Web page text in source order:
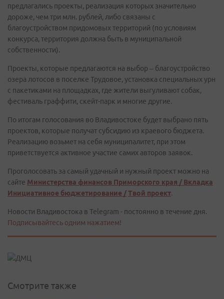
предлагались проекты, реализация которых значительно
дороже, чем три млн. рублей, либо связаны с
благоустройством придомовых территорий (по условиям
конкурса, территория должна быть в муниципальной
собственности).
Проекты, которые предлагаются на выбор – благоустройство
озера лотосов в поселке Трудовое, установка специальных урн
с пакетиками на площадках, где жители выгуливают собак,
фестиваль граффити, скейт-парк и многие другие.
По итогам голосования во Владивостоке будет выбрано пять
проектов, которые получат субсидию из краевого бюджета.
Реализацию возьмет на себя муниципалитет, при этом
приветствуется активное участие самих авторов заявок.
Проголосовать за самый удачный и нужный проект можно на
сайте Министерства финансов Приморского края / Вкладка
Инициативное бюджетирование /Твой проект.
Новости Владивостока в Telegram - постоянно в течение дня.
Подписывайтесь одним нажатием!
Смотрите также